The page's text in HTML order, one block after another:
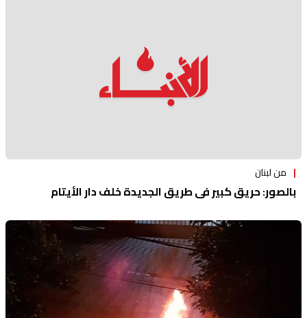
من لبنان
بالصور: حريق كبير في طريق الجديدة خلف دار الأيتام